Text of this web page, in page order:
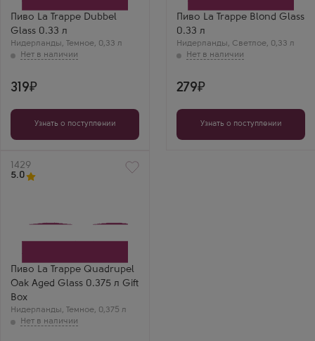
Пиво La Trappe Dubbel
Glass 0.33 л
Нидерланды, Темное, 0,33 л
319
Узнать о поступлении
Пиво La Trappe Blond Glass
0.33 л
Нидерланды, Светлое, 0,33 л
279
Узнать о поступлении
Артикул
1429
5.0
Пиво La Trappe Quadrupel
Oak Aged Glass 0.375 л Gift
Box
Нидерланды, Темное, 0,375 л